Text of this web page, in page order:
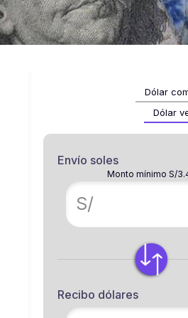
Dólar
Dólar
Envío soles
Monto mínimo S/
S/
Recibo dólares